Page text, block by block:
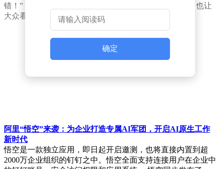
错！”，这一互动不仅展现了科技领域开放交流的氛围，也让
大众看到了不同领域顶尖人物之间的惺惺相惜。
确定
阿里“悟空”来袭：为企业打造专属AI军团，开启AI原生工作
新时代
悟空是一款独立应用，即日起开启邀测，也将直接内置到超
2000万企业组织的钉钉之中。悟空全面支持连接用户在企业中